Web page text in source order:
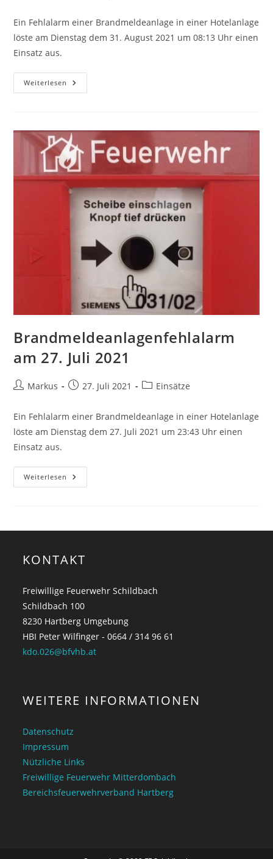
Ein Fehlalarm einer Brandmeldeanlage in einer Hotelanlage
löste am Dienstag dem 31. August 2021 um 08:13 Uhr einen
Einsatz aus.
Weiterlesen
Brandmeldeanlagenfehlalarm
am 27. Juli 2021
Markus 27. Juli 2021 Einsätze
Ein Fehlalarm einer Brandmeldeanlage in einer Hotelanlage
löste am Dienstag dem 27. Juli 2021 um 23:43 Uhr einen
Einsatz aus.
Weiterlesen
KONTAKT
Freiwillige Feuerwehr Schildbach
Schildbach 100
8230 Hartberg Umgebung
HBI Peter Wilfinger - 0664 / 314 96 61
kdo.026@bfvhb.at
WEITERE INFORMATIONEN
Datenschutz
Impressum
Nützliche Links
Freiwillige Feuerwehr Mitterdombach
Bereichsfeuerwehrverband Hartberg